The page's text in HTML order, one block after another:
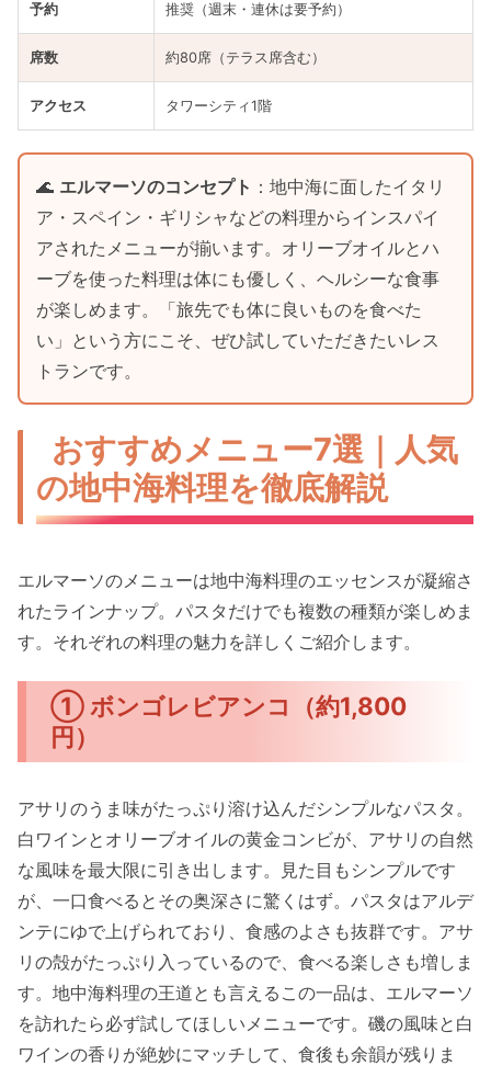
予約 推奨（週末・連休は要予約）
席数 約80席（テラス席含む）
アクセス タワーシティ1階
🌊 エルマーソのコンセプト ：地中海に面したイタリ
ア・スペイン・ギリシャなどの料理からインスパイ
アされたメニューが揃います。オリーブオイルとハ
ーブを使った料理は体にも優しく、ヘルシーな食事
が楽しめます。「旅先でも体に良いものを食べた
い」という方にこそ、ぜひ試していただきたいレス
トランです。
おすすめメニュー7選｜人気
の地中海料理を徹底解説
エルマーソのメニューは地中海料理のエッセンスが凝縮さ
れたラインナップ。パスタだけでも複数の種類が楽しめま
す。それぞれの料理の魅力を詳しくご紹介します。
① ボンゴレビアンコ（約1,800
円）
アサリのうま味がたっぷり溶け込んだシンプルなパスタ。
白ワインとオリーブオイルの黄金コンビが、アサリの自然
な風味を最大限に引き出します。見た目もシンプルです
が、一口食べるとその奥深さに驚くはず。パスタはアルデ
ンテにゆで上げられており、食感のよさも抜群です。アサ
リの殻がたっぷり入っているので、食べる楽しさも増しま
す。地中海料理の王道とも言えるこの一品は、エルマーソ
を訪れたら必ず試してほしいメニューです。磯の風味と白
ワインの香りが絶妙にマッチして、食後も余韻が残りま